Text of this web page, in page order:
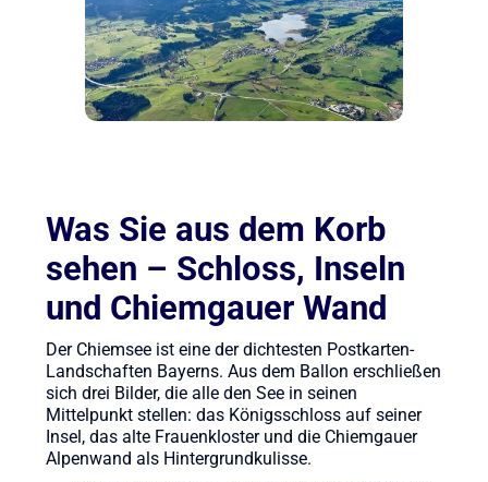
Was Sie aus dem Korb
sehen – Schloss, Inseln
und Chiemgauer Wand
Der Chiemsee ist eine der dichtesten Postkarten-
Landschaften Bayerns. Aus dem Ballon erschließen
sich drei Bilder, die alle den See in seinen
Mittelpunkt stellen: das Königsschloss auf seiner
Insel, das alte Frauenkloster und die Chiemgauer
Alpenwand als Hintergrundkulisse.